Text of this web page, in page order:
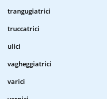
trangugiatrici
truccatrici
ulici
vagheggiatrici
varici